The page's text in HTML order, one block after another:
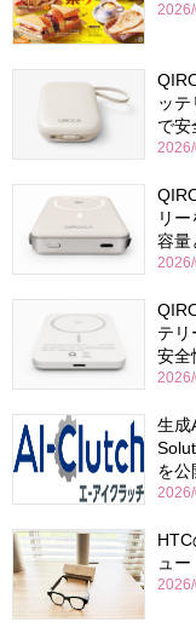
ッ
で安
リ
容量
テ
安全
生成
を公
ュ